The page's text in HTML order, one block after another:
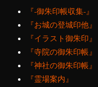
『‐御朱印帳収集‐』
『お城の登城印他』
『イラスト御朱印』
『寺院の御朱印帳』
『神社の御朱印帳』
『霊場案内』